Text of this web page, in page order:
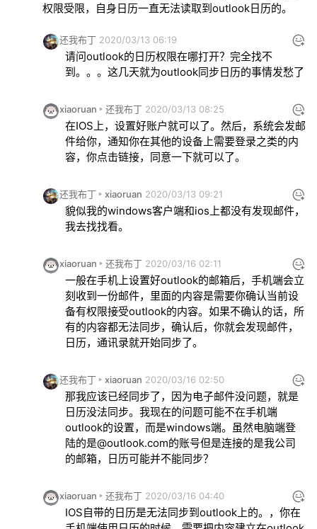
权限受限，自身日历一直无法读取到outlook日历的。
还我布丁 2020/03/13 06:19
请问outlook的日历权限在哪打开？完全找不
到。。。这几天就为outlook同步日历的事情发愁了
xiaoruan 还我布丁 2020/03/13 08:25
在IOS上，设置好账户就可以了。然后，系统会发邮
件给你，通知你在其他的设备上需要登录之类的内
容，你点击链接，同意一下就可以了。
还我布丁 xiaoruan 2020/03/13 09:21
貌似我的windows客户端和ios上都没有发现邮件，
我去找找看。
xiaoruan 还我布丁 2020/03/16 02:11
一般在手机上设置好outlook的邮箱后，手机端会立
刻收到一份邮件，里面的内容是需要你确认当前设
备有权限接受outlook的内容。如果不确认的话，所
有的内容都无法同步，确认后，你就会发现邮件，
日历，通讯录就开始同步了。
还我布丁 xiaoruan 2020/03/16 02:50
那我应该已经同步了，因为电子邮件没问题，就是
日历没法同步。我现在的问题可能不在手机端
outlook的设置，而是windows端。虽然电脑端登
陆的是@outlook.com的账号但是连接的是我公司
的邮箱，日历可能并不能同步？
xiaoruan 还我布丁 2020/03/16 04:40
IOS自带的日历是无法同步到outlook上的。，你在